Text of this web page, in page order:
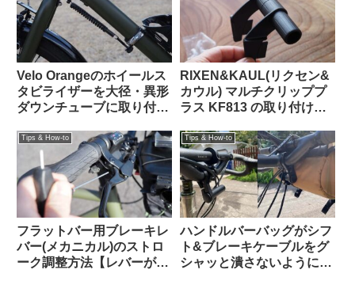
Velo Orangeのホイールス
タビライザーを大径・異形
ダウンチューブに取り付け
金物を使ってDIY】
RIXEN&KAUL(リクセン&
カウル) マルチクリッププ
ラス KF813 の取り付け方
い？】
Tips & How-to
フラットバー用ブレーキレ
バー(メカニカル)のストロ
ーク調整方法【レバーが遠
Tips & How-to
ハンドルバーバッグがシフ
ト&ブレーキケーブルをグ
シャッと潰さないようにす